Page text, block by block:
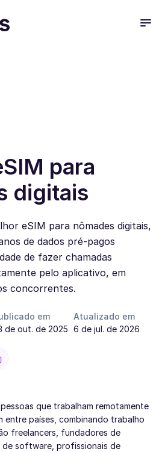
para
digitais
eSIM para nômades digitais,
de dados pré-pagos
de fazer chamadas
pelo aplicativo, em
concorrentes.
em
de out. de 2025
Atualizado em
6 de jul. de 2026
que trabalham remotamente
entre países, combinando trabalho
freelancers, fundadores de
de software, profissionais de